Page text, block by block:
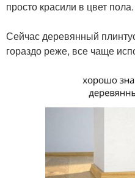
просто красили в цвет пола.
Сейчас деревянный
гораздо реже, все чаще